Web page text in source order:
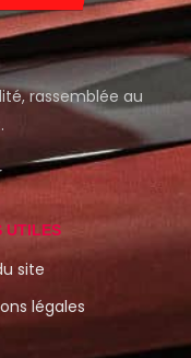
UTILES
site
légales